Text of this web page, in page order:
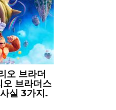
오 브라더
오 브라더스
실 3가지.